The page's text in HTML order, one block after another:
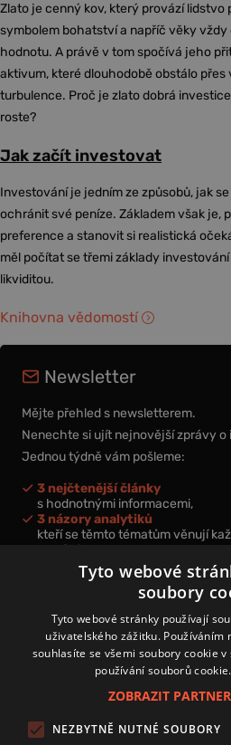
Zlato je cenný kov, který provází lidstvo
symbolem bohatství a napříč věky vždy
hodnotu. A právě v tom spočívá jeho
aktivum, které dlouhodobě obstálo
turbulence. Proč je zlato dobrá
roste?
Jak začít investovat
Investování je jedním ze způsobů, jak
ochránit své peníze. Základem však je,
preference a stanovit si realistická
měl počítat se třemi základy
likviditou.
Knihovna vědomostí
Newsletter
Mějte přehled s newsletterem.
Nenechte si ujít nejnovější zprávy
Jednou týdně vám pošleme:
3 nejčtenější články
s hodnotnými informacemi,
3 názory analytiků
kteří se těmto tématům věnují
nová videa a podcasty
k prohloubení vašich znalostí.
Přihlášením k newsletteru vyjadřujete
zpracování osobních údajů.
Zásady používání souborů cookies
Tyto webové
soubory
Tyto webové stránky používají
uživatelského zážitku. Používáním
souhlasíte se všemi soubory cookie
používání souborů cookie.
ZOBRAZIT
NEZBYTNĚ NUTNÉ SOUBORY